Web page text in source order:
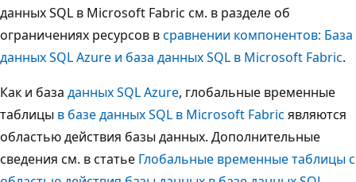
данных SQL в Microsoft Fabric см. в разделе об
ограничениях ресурсов всравнении компонентов: База
данных SQL Azure и база данных SQL в Microsoft Fabric.
Как и база данных SQL Azure, глобальные временные
таблицы в базе данных SQL в Microsoft Fabric являются
областью действия базы данных. Дополнительные
сведения см. в статье Глобальные временные таблицы с